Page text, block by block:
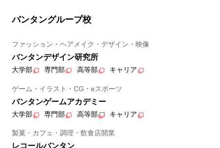
バンタングループ校
ファッション・ヘアメイク・デザイン・映像
バンタンデザイン研究所
大学部 専門部 高等部 キャリア
ゲーム・イラスト・CG・eスポーツ
バンタンゲームアカデミー
大学部 専門部 高等部 キャリア
製菓・カフェ・調理・飲食店開業
レコールバンタン